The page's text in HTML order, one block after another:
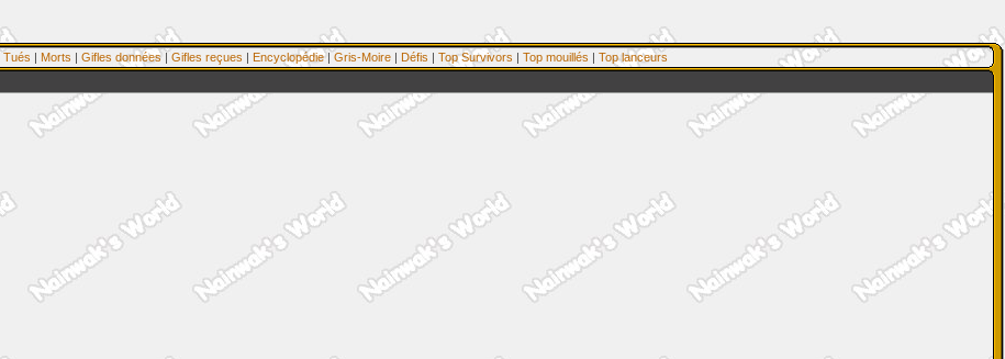
Tués | Morts | Gifles données | Gifles reçues | Encyclopédie| Gris-Moire | Défis | Top Survivors | Top mouillés | Top lanceurs